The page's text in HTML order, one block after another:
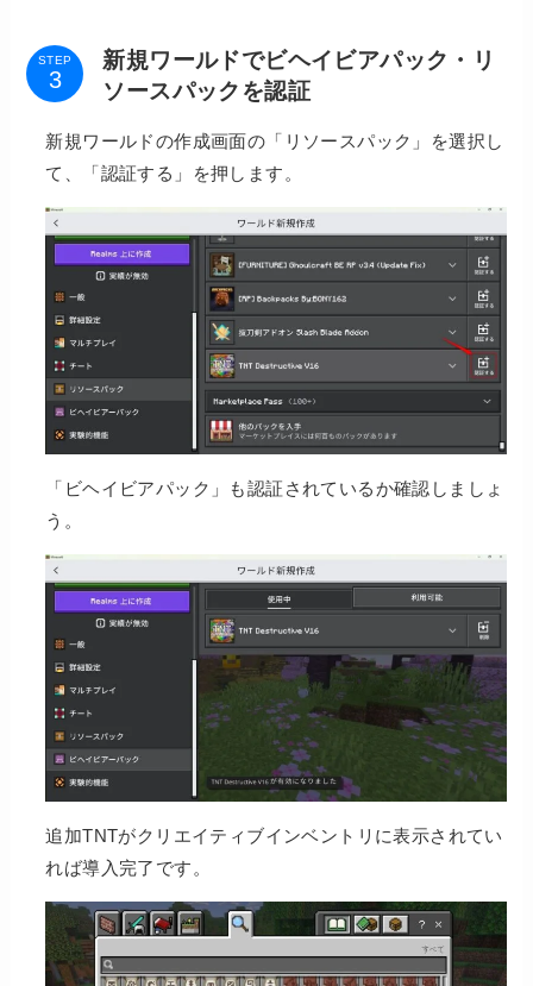
STEP
新規ワールドでビヘイビアパック・リ
ソースパックを認証
新規ワールドの作成画面の「リソースパック」を選択し
て、「認証する」を押します。
「ビヘイビアパック」も認証されているか確認しましょ
う。
追加TNTがクリエイティブインベントリに表示されてい
れば導入完了です。